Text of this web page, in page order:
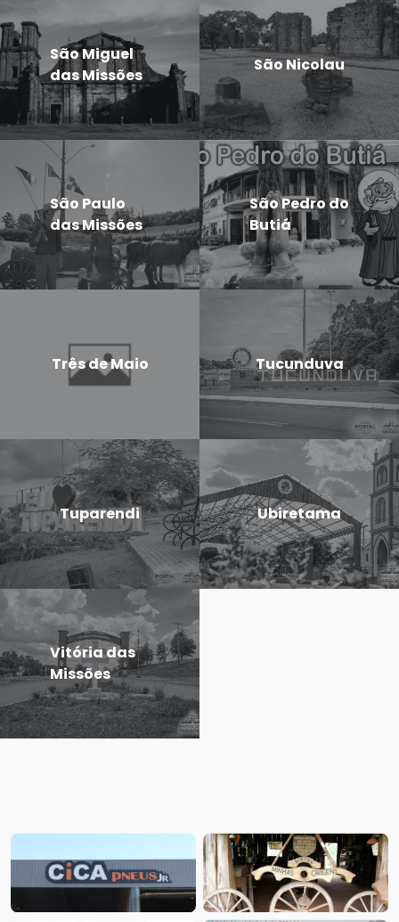
São Miguel
das Missões
São Nicolau
São Paulo
das Missões
São Pedro do
Butiá
Três de Maio Tucunduva
Tuparendi Ubiretama
Vitória das
Missões